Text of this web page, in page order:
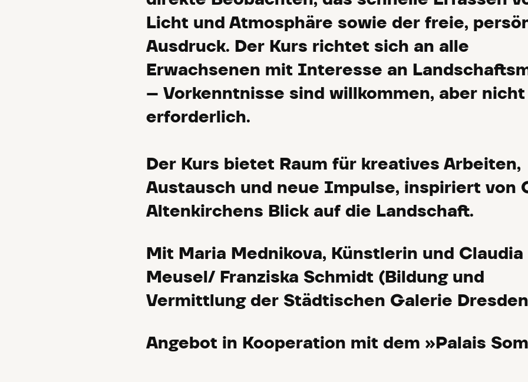
Licht und Atmosphäre sowie der freie,
Ausdruck. Der Kurs richtet sich an alle
Erwachsenen mit Interesse an
– Vorkenntnisse sind willkommen, aber nicht
erforderlich.
Der Kurs bietet Raum für kreatives Arbeiten,
Austausch und neue Impulse, inspiriert von
Altenkirchens Blick auf die Landschaft.
Mit Maria Mednikova, Künstlerin und Claudia
Meusel/ Franziska Schmidt (Bildung und
Vermittlung der Städtischen Galerie
Angebot in Kooperation mit dem »Palais